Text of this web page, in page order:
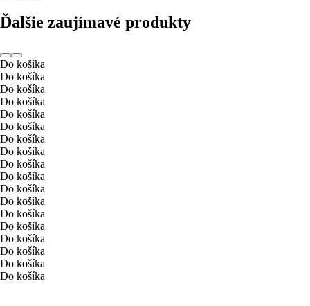
Ďalšie zaujímavé produkty
Do košíka
Do košíka
Do košíka
Do košíka
Do košíka
Do košíka
Do košíka
Do košíka
Do košíka
Do košíka
Do košíka
Do košíka
Do košíka
Do košíka
Do košíka
Do košíka
Do košíka
Do košíka